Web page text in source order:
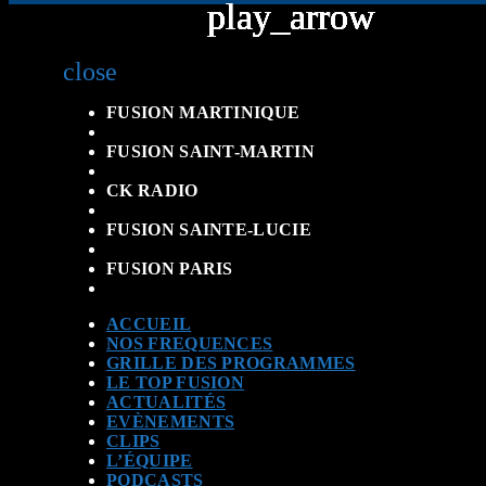
close
play_arrow
FUSION MARTINIQUE
play_arrow
FUSION SAINT-MARTIN
play_arrow
CK RADIO
play_arrow
FUSION SAINTE-LUCIE
play_arrow
FUSION PARIS
ACCUEIL
NOS FREQUENCES
GRILLE DES PROGRAMMES
LE TOP FUSION
ACTUALITÉS
EVÈNEMENTS
CLIPS
L’ÉQUIPE
PODCASTS
play_arrow
play_arrow
play_arrow
play_arrow
play_arrow